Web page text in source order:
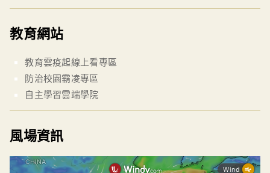
教育網站
教育雲疫起線上看專區
防治校園霸凌專區
自主學習雲端學院
風場資訊